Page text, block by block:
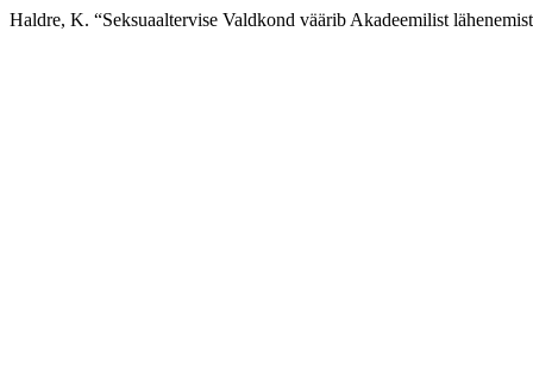
Haldre, K. “Seksuaaltervise Valdkond väärib Akadeemilist